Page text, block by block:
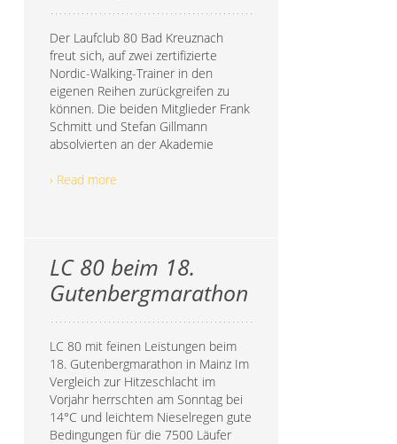
Der Laufclub 80 Bad Kreuznach
freut sich, auf zwei zertifizierte
Nordic-Walking-Trainer in den
eigenen Reihen zurückgreifen zu
können. Die beiden Mitglieder Frank
Schmitt und Stefan Gillmann
absolvierten an der Akademie
› Read more
LC 80 beim 18.
Gutenbergmarathon
LC 80 mit feinen Leistungen beim
18. Gutenbergmarathon in Mainz Im
Vergleich zur Hitzeschlacht im
Vorjahr herrschten am Sonntag bei
14°C und leichtem Nieselregen gute
Bedingungen für die 7500 Läufer